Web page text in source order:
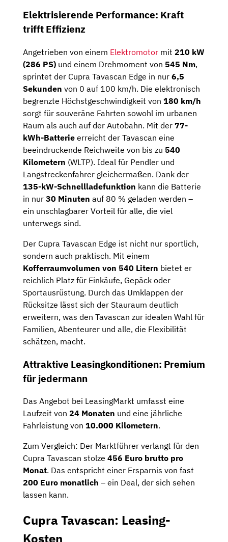
Elektrisierende Performance: Kraft
trifft Effizienz
Angetrieben von einem Elektromotor mit 210 kW
(286 PS) und einem Drehmoment von 545 Nm,
sprintet der Cupra Tavascan Edge in nur 6,5
Sekunden von 0 auf 100 km/h. Die elektronisch
begrenzte Höchstgeschwindigkeit von 180 km/h
sorgt für souveräne Fahrten sowohl im urbanen
Raum als auch auf der Autobahn. Mit der 77-
kWh-Batterie erreicht der Tavascan eine
beeindruckende Reichweite von bis zu 540
Kilometern (WLTP). Ideal für Pendler und
Langstreckenfahrer gleichermaßen. Dank der
135-kW-Schnellladefunktion kann die Batterie
in nur 30 Minuten auf 80 % geladen werden –
ein unschlagbarer Vorteil für alle, die viel
unterwegs sind.
Der Cupra Tavascan Edge ist nicht nur sportlich,
sondern auch praktisch. Mit einem
Kofferraumvolumen von 540 Litern bietet er
reichlich Platz für Einkäufe, Gepäck oder
Sportausrüstung. Durch das Umklappen der
Rücksitze lässt sich der Stauraum deutlich
erweitern, was den Tavascan zur idealen Wahl für
Familien, Abenteurer und alle, die Flexibilität
schätzen, macht.
Attraktive Leasingkonditionen: Premium
für jedermann
Das Angebot bei LeasingMarkt umfasst eine
Laufzeit von 24 Monaten und eine jährliche
Fahrleistung von 10.000 Kilometern.
Zum Vergleich: Der Marktführer verlangt für den
Cupra Tavascan stolze 456 Euro brutto pro
Monat. Das entspricht einer Ersparnis von fast
200 Euro monatlich – ein Deal, der sich sehen
lassen kann.
Cupra Tavascan: Leasing-
Kosten